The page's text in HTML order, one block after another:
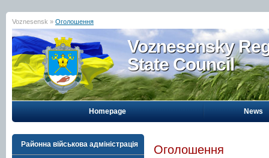
Voznesensk » Оголошення
Voznesensky
State Council
Homepage News
Районна військова адміністрація Оголошення